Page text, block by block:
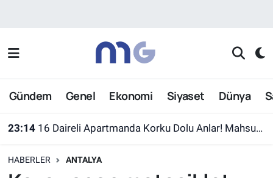
Gündem Genel Ekonomi Siyaset Dünya
23:14 16 Daireli Apartmanda Korku Dolu Anlar! Mahsur Kalanlar Kurtarıldı
HABERLER ANTALYA
Nöbetçi Eczaneler
Hava Durumu
Süper Lig Puan Durumu ve Fikstür